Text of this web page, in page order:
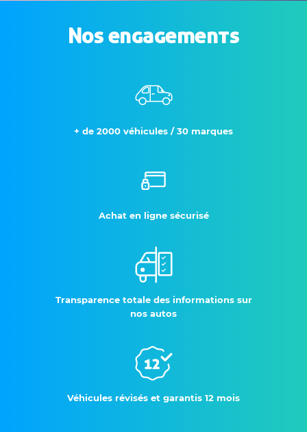
Nos engagements
+ de 2000 véhicules / 30 marques
Achat en ligne sécurisé
Transparence totale des informations sur
nos autos
Véhicules révisés et garantis 12 mois